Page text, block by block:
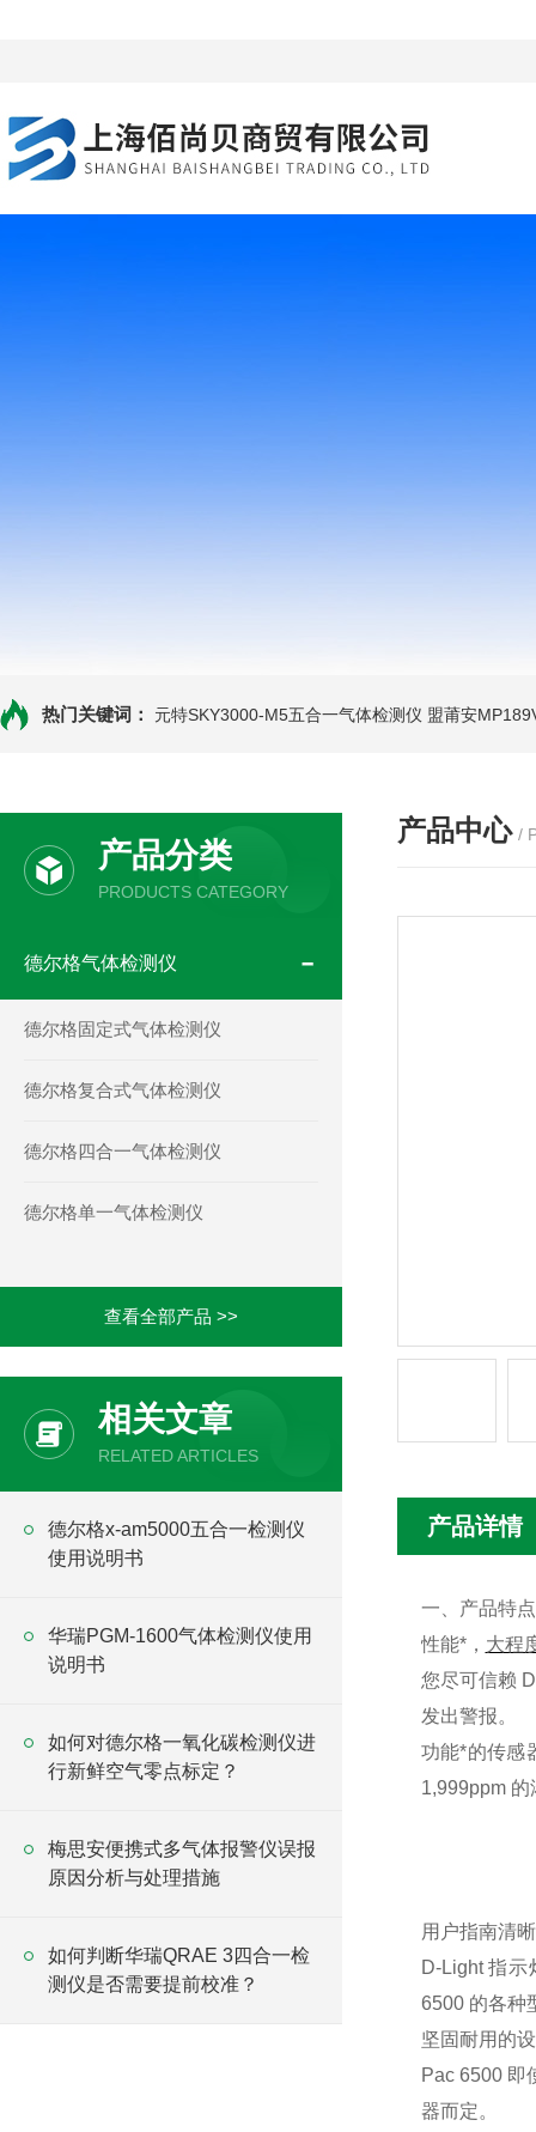
热门关键词： 元特SKY3000-M5五合一气体检测仪 盟莆安
产品分类
PRODUCTS CATEGORY
德尔格气体检测仪
德尔格固定式气体检测仪
德尔格复合式气体检测仪
德尔格四合一气体检测仪
德尔格单一气体检测仪
查看全部产品 >>
相关文章
RELATED ARTICLES
德尔格x-am5000五合一检测仪
使用说明书
华瑞PGM-1600气体检测仪使用
说明书
如何对德尔格一氧化碳检测仪进
行新鲜空气零点标定？
梅思安便携式多气体报警仪误报
原因分析与处理措施
如何判断华瑞QRAE 3四合一检
测仪是否需要提前校准？
产品中心 /
产品详情
一、产品特点
性能*， 大程
您尽可信赖
发出警报。
功能*的传感
1,999ppm
用户指南清
D-Light 指
6500 的各种
坚固耐用的
Pac 6500 即
器而定。